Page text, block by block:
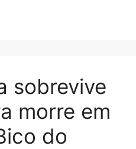
sobrevive
morre em
do